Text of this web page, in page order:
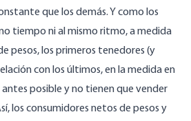
que los demás. Y como los
tiempo ni al mismo ritmo, a medida
pesos, los primeros tenedores (y
con los últimos, en la medida en
antes posible y no tienen que vender
los consumidores netos de pesos y